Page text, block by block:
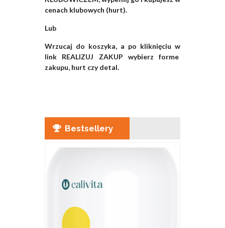
cenach klubowych (hurt).
Lub
Wrzucaj do koszyka, a po kliknięciu w
link REALIZUJ ZAKUP wybierz forme
zakupu, hurt czy detal.
Bestsellery